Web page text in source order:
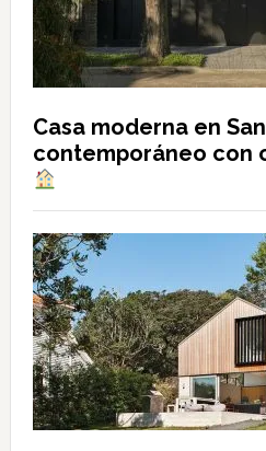
Casa moderna en
contemporáneo con